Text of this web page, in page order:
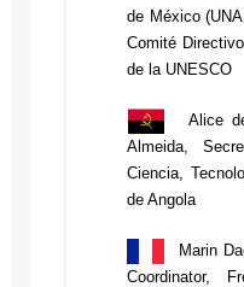
PANEL
un
Operas
Redalyc
Por
Por
de México
Comité
de la UNESCO
Alice de
Almeida,
Ciencia,
de Angola
Marin
Coordinator,